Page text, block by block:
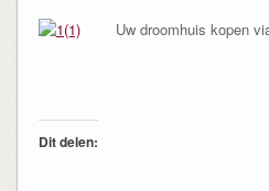
Uw droomhuis kopen
Dit delen: